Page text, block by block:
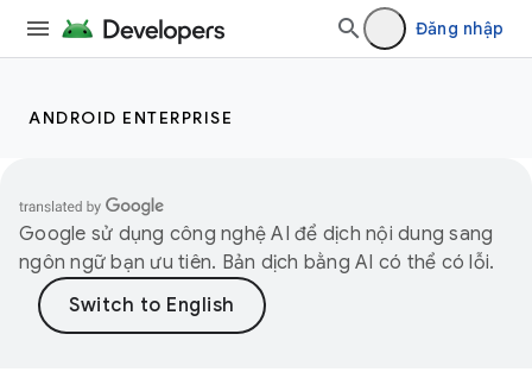
Đăng nhập
ANDROID ENTERPRISE
Google sử dụng công nghệ AI để dịch nội dung sang
ngôn ngữ bạn ưu tiên. Bản dịch bằng AI có thể có lỗi.